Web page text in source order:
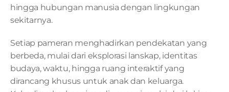
hingga hubungan manusia dengan lingkungan
sekitarnya.
Setiap pameran menghadirkan pendekatan yang
berbeda, mulai dari eksplorasi lanskap, identitas
budaya, waktu, hingga ruang interaktif yang
dirancang khusus untuk anak dan keluarga.